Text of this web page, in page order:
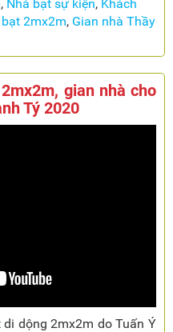
, Nhà bạt sự kiện, Khách
2mx2m, Gian nhà Thầy
gian nhà cho
Tý 2020
dộng 2mx2m do Tuấn Ý